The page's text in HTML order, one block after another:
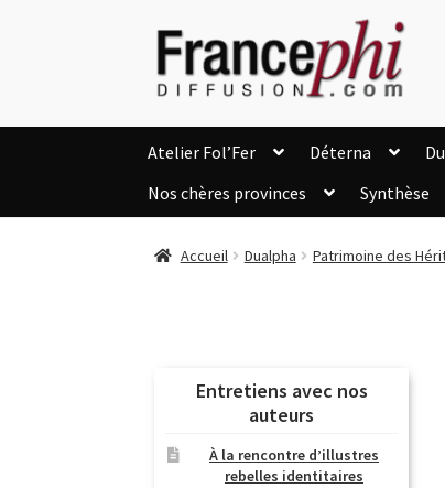
Aller
la
Aller
au
contenu
Atelier Fol’Fer Déterna
Nos chères provinces
Synthèse
Suivi
Accueil Dualpha Patrimoine des
Entretiens avec nos
auteurs
À la rencontre d’illustres
rebelles identitaires